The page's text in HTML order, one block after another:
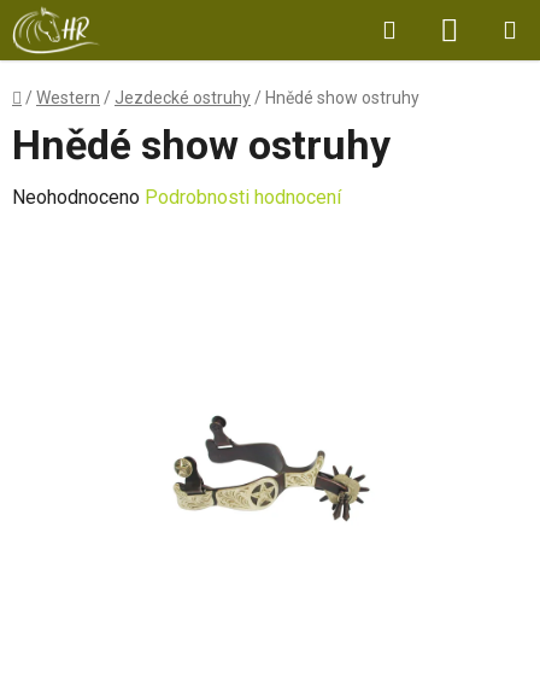
Přejít
na
obsah
Hledat
KOŠÍK
Domů
/Western / Jezdecké ostruhy / Hnědé show ostruhy
Hnědé show ostruhy
Průměrné
Neohodnoceno Podrobnosti hodnocení